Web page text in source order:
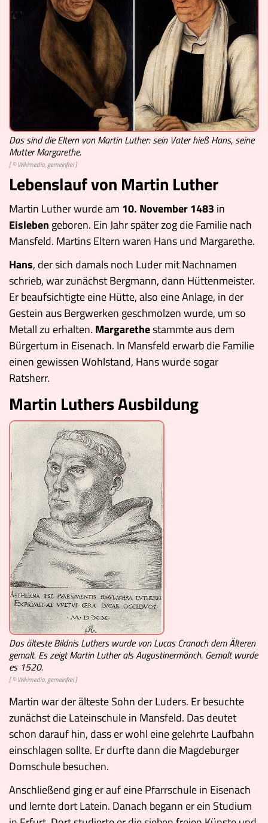
Das sind die Eltern von Martin Luther: sein Vater hieß Hans, seine
Mutter Margarethe.
[ © Wikimedia, gemeinfrei ]
Lebenslauf von Martin Luther
Martin Luther wurde am 10. November 1483 in
Eisleben geboren. Ein Jahr später zog die Familie nach
Mansfeld. Martins Eltern waren Hans und Margarethe.
Hans, der sich damals noch Luder mit Nachnamen
schrieb, war zunächst Bergmann, dann Hüttenmeister.
Er beaufsichtigte eine Hütte, also eine Anlage, in der
Gestein aus Bergwerken geschmolzen wurde, um so
Metall zu erhalten. Margarethestammte aus dem
Bürgertum in Eisenach. In Mansfeld erwarb die Familie
einen gewissen Wohlstand, Hans wurde sogar
Ratsherr.
Martin Luthers Ausbildung
Das älteste Bildnis Luthers wurde von Lucas Cranach dem Älteren
gemalt. Es zeigt Martin Luther als Augustinermönch. Gemalt wurde
es 1520.
[ © Wikimedia, gemeinfrei ]
Martin war der älteste Sohn der Luders. Er besuchte
zunächst die Lateinschule in Mansfeld. Das deutet
schon darauf hin, dass er wohl eine gelehrte Laufbahn
einschlagen sollte. Er durfte dann die Magdeburger
Domschule besuchen.
Anschließend ging er auf eine Pfarrschule in Eisenach
und lernte dort Latein. Danach begann er ein Studium